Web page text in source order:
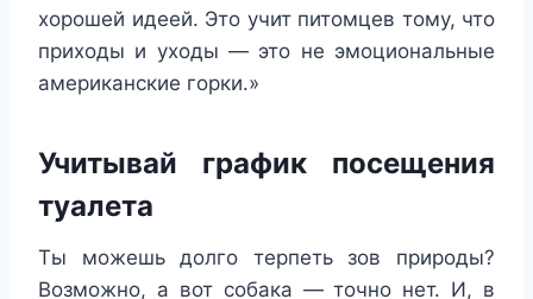
хорошей идеей. Это учит питомцев тому, что
приходы и уходы — это не эмоциональные
американские горки.»
Учитывай график посещения
туалета
Ты можешь долго терпеть зов природы?
Возможно, а вот собака — точно нет. И, в